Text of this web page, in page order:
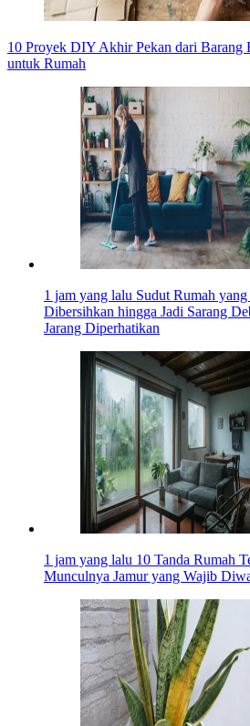
10 Proyek DIY Akhir Pekan dari Barang
untuk Rumah
1 jam yang lalu Sudut Rumah
Dibersihkan hingga Jadi Sarang
Jarang Diperhatikan
1 jam yang lalu 10 Tanda Rumah
Munculnya Jamur yang Wajib